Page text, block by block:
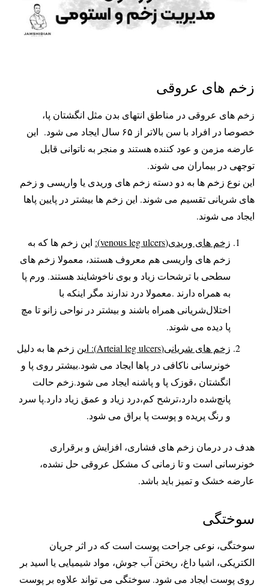
زخم های عروقی
زخم های عروقی در مناطق انتهای بدن مثل انگشتان پا،
خصوصا در افراد با سن بالاتر از ۶۵ سال ایجاد می شود. این
عارضه مزمن و عود کننده هستند و منجر به ناتوانی قابل
توجهی در بیماران می شوند.
این نوع زخم ها به دو دسته زخم های وریدی یا واریسی و زخم
های شریانی تقسیم می شوند. این زخم ها بیشتر در پایین پاها‌
ایجاد می شوند.
زخم های وریدی(venous leg ulcers):
این زخم ها که به
زخم های واریسی هم معروف هستند، معمولا زخم های
سطحی با ترشحات زیاد و بوی ناخوشایند هستند. ورم پا
به همراه دارند .معمولا درد ندارند مگر اینکه با
اختلال‌شریانی همراه باشند و بیشتر در نواحی زانو تا مچ
پا دیده می شوند.
زخم های شریانی(Arteial leg ulcers)‌: ا
ین زخم ها به دلیل
خونرسانی ناکافی در پاها ایجاد می شود.بیشتر روی پا و
انگشتان ،قوزک پا و پاشنه ایجاد می شود.زخم حالت
پانچ‌شده دارد،ترشح کم،درد زیاد و عمق زیاد دارد.پا سرد
و رنگ پریده و پوست پا براق می شود.
هدف در درمان زخم های فشاری، افزایش و برقراری
خونرسانی است و تا زمانی ک مشکل عروقی حل نشده،
عارضه خشک و تمیز باید باشد.
سوختگی
سوختگی، نوعی جراحت پوست است که در اثر جریان
الکتریکی، اشیا داغ، ریختن آب جوش، مواد شیمیایی یا اسید بر
روی پوست ایجاد می شود. سوختگی می تواند علاوه بر پوست